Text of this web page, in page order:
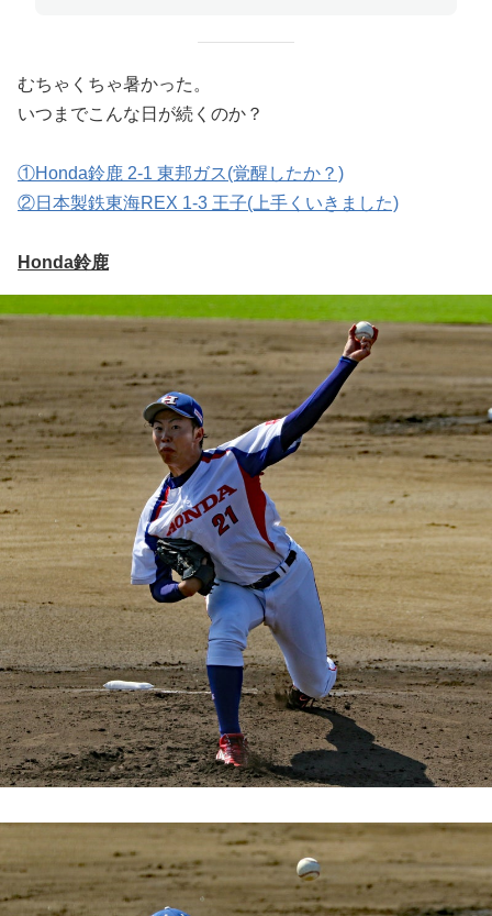
むちゃくちゃ暑かった。
いつまでこんな日が続くのか？
①Honda鈴鹿 2-1 東邦ガス(覚醒したか？)
②日本製鉄東海REX 1-3 王子(上手くいきました)
Honda鈴鹿